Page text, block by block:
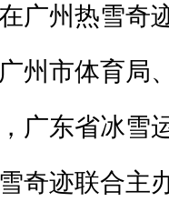
广州热雪奇
州市体育局
广东省冰雪
奇迹联合主